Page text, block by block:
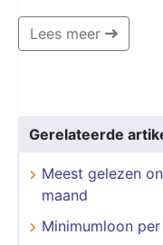
Lees meer
Gerelateerde
Meest gelezen
maand
Minimumloon